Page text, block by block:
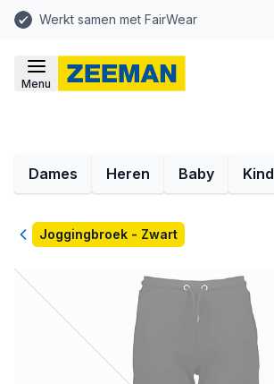
Werkt samen met FairWear
Menu
Dames Heren Baby Kind
TerugJoggingbroek - Zwart